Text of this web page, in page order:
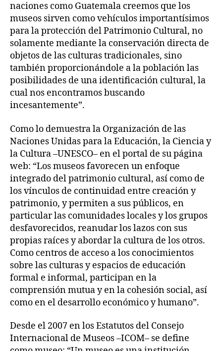
naciones como Guatemala creemos que los
museos sirven como vehículos importantísimos
para la protección del Patrimonio Cultural, no
solamente mediante la conservación directa de
objetos de las culturas tradicionales, sino
también proporcionándole a la población las
posibilidades de una identificación cultural, la
cual nos encontramos buscando
incesantemente”.
Como lo demuestra la Organización de las
Naciones Unidas para la Educación, la Ciencia y
la Cultura –UNESCO– en el portal de su página
web: “Los museos favorecen un enfoque
integrado del patrimonio cultural, así como de
los vínculos de continuidad entre creación y
patrimonio, y permiten a sus públicos, en
particular las comunidades locales y los grupos
desfavorecidos, reanudar los lazos con sus
propias raíces y abordar la cultura de los otros.
Como centros de acceso a los conocimientos
sobre las culturas y espacios de educación
formal e informal, participan en la
comprensión mutua y en la cohesión social, así
como en el desarrollo económico y humano”.
Desde el 2007 en los Estatutos del Consejo
Internacional de Museos –ICOM– se define